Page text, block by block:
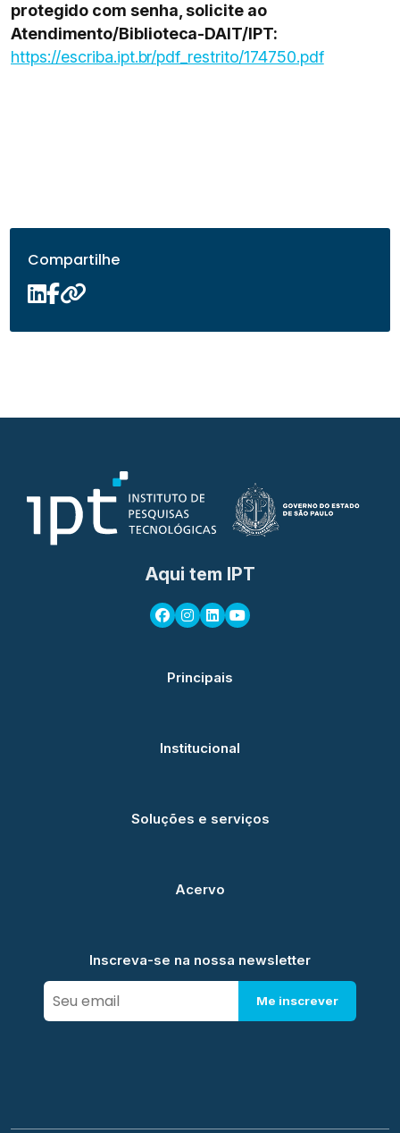
protegido com senha, solicite ao
Atendimento/Biblioteca-DAIT/IPT:
https://escriba.ipt.br/pdf_restrito/174750.pdf
Compartilhe
Aqui tem IPT
Principais
Institucional
Soluções e serviços
Acervo
Inscreva-se na nossa newsletter
Me inscrever